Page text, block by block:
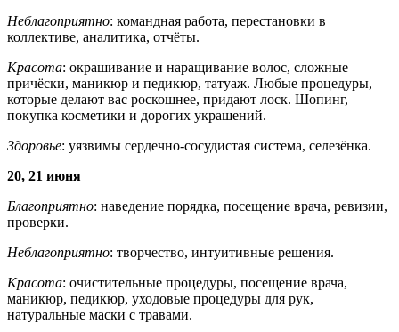
Неблагоприятно: командная работа, перестановки в
коллективе, аналитика, отчёты.
Красота: окрашивание и наращивание волос, сложные
причёски, маникюр и педикюр, татуаж. Любые процедуры,
которые делают вас роскошнее, придают лоск. Шопинг,
покупка косметики и дорогих украшений.
Здоровье: уязвимы сердечно-сосудистая система, селезёнка.
20, 21 июня
Благоприятно: наведение порядка, посещение врача, ревизии,
проверки.
Неблагоприятно: творчество, интуитивные решения.
Красота: очистительные процедуры, посещение врача,
маникюр, педикюр, уходовые процедуры для рук,
натуральные маски с травами.